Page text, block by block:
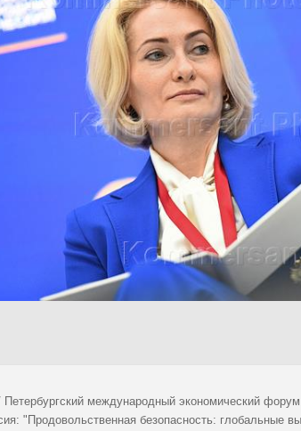
Петербургский международный экономический
"Продовольственная безопасность: глобальные